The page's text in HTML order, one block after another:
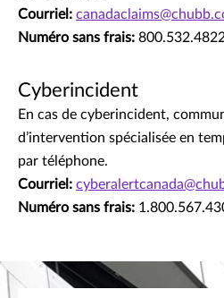
Courriel:
Numéro sans frais:
Cyberincident
En cas de cyberincident,
d’intervention spécialisée en
par téléphone.
Courriel:
Numéro sans frais: